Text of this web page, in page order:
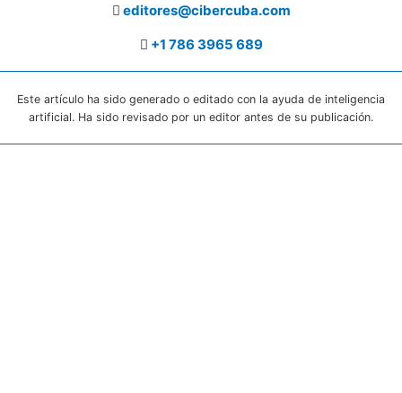
editores@cibercuba.com
+1 786 3965 689
Este artículo ha sido generado o editado con la ayuda de inteligencia
artificial. Ha sido revisado por un editor antes de su publicación.